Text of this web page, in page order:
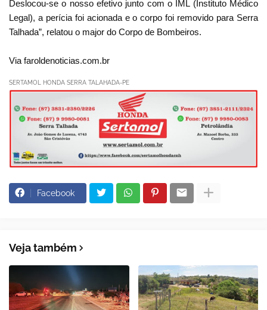
Deslocou-se o nosso efetivo junto com o IML (Instituto Médico
Legal), a perícia foi acionada e o corpo foi removido para Serra
Talhada”, relatou o major do Corpo de Bombeiros.
Via faroldenoticias.com.br
SERTAMOL HONDA SERRA TALAHADA-PE
Facebook
Veja também